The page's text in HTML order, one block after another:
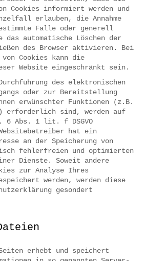
Cookies informiert werden und
erlauben, die Annahme
Fälle oder generell
das automatische Löschen der
des Browser aktivieren. Bei
Cookies kann die
Website eingeschränkt sein.
des elektronischen
oder zur Bereitstellung
erwünschter Funktionen (z.B.
erforderlich sind, werden auf
6 Abs. 1 lit. f DSGVO
hat ein
an der Speicherung von
fehlerfreien und optimierten
Dienste. Soweit andere
zur Analyse Ihres
werden, werden diese
gesondert
erhebt und speichert